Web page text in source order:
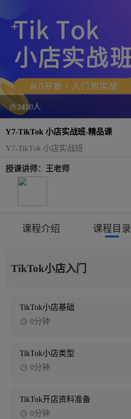
2410人
Y7-TikTok 小店实战班-精品课
Y7-TikTok 小店实战班
授课讲师：王老师
课程介绍 课程目录
TikTok小店入门
TikTok小店基础
0分钟
TikTok小店类型
0分钟
TikTok开店资料准备
0分钟